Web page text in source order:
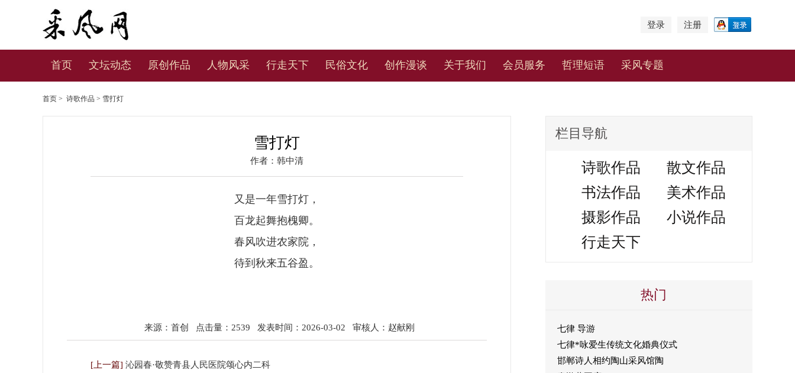
注册
登录
首页 文坛动态 原创作品 人物风采 行走天下 民俗文化 创作漫谈 关于我们 会员服务 哲理短语 采风专题
首页 > 诗歌作品 > 雪打灯
雪打灯
作者： 韩中清
又是一年雪打灯，
百龙起舞抱槐卿。
春风吹进农家院，
待到秋来五谷盈。
来源：首创 点击量：2539 发表时间：2026-03-02 审核人：赵献刚
[上一篇] 沁园春·敬赞青县人民医院颂心内二科
栏目导航
诗歌作品
散文作品
书法作品
美术作品
摄影作品
小说作品
行走天下
热门
七律 导游
七律*咏爱生传统文化婚典仪式
邯郸诗人相约陶山采风馆陶